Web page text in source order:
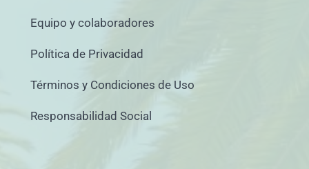
Equipo y colaboradores
Política de Privacidad
Términos y Condiciones de Uso
Responsabilidad Social